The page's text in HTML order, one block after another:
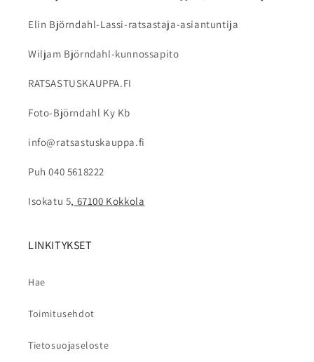
Elin Björndahl-Lassi-ratsastaja-asiantuntija
Wiljam Björndahl-kunnossapito
RATSASTUSKAUPPA.FI
Foto-Björndahl Ky Kb
info@ratsastuskauppa.fi
Puh 040 5618222
Isokatu 5, 67100 Kokkola
LINKITYKSET
Hae
Toimitusehdot
Tietosuojaseloste